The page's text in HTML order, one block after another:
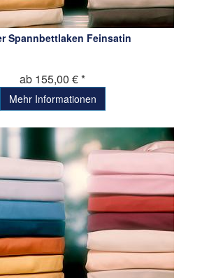
Spannbettlaken Feinsatin
ab 155,00 € *
Mehr Informationen